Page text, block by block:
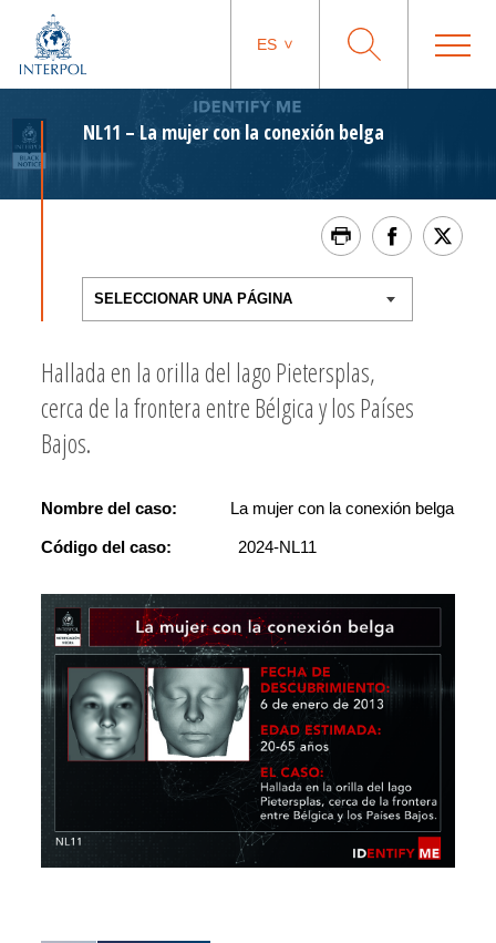
ES
NL11 – La mujer con la conexión belga
Hallada en la orilla del lago Pietersplas,
cerca de la frontera entre Bélgica y los Países
Bajos.
Nombre del caso: La mujer con la conexión belga
Código del caso: 2024-NL11